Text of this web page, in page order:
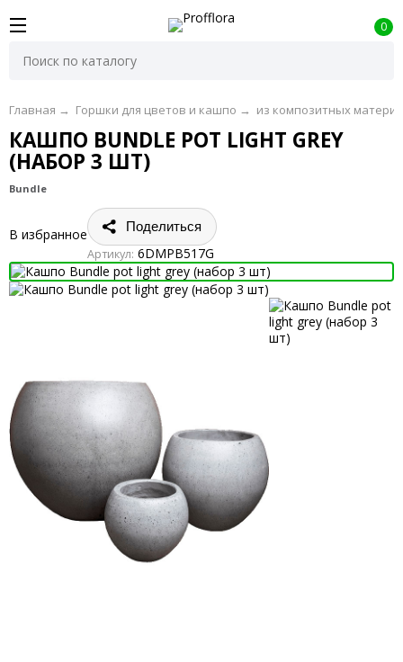
0
Главная → Горшки для цветов и кашпо → из композитных
КАШПО BUNDLE POT LIGHT GREY
(НАБОР 3 ШТ)
Bundle
В избранное
Поделиться
Артикул: 6DMPB517G